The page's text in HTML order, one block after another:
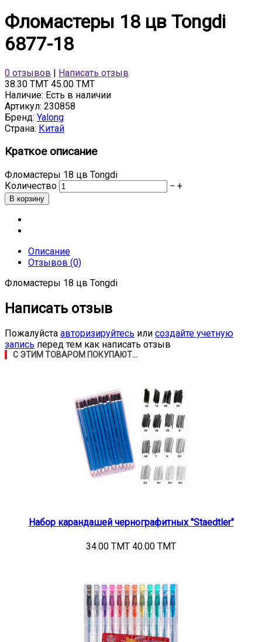
Фломастеры 18 цв Tongdi
6877-18
0 отзывов
Написать отзыв
38.30 TMT 45.00 TMT
Наличие: Есть в наличии
Артикул: 230858
Бренд: Yalong
Страна: Китай
Краткое описание
Фломастеры 18 цв Tongdi
Количество
− +
Описание
Отзывов (0)
Фломастеры 18 цв Tongdi
Написать отзыв
Пожалуйста авторизируйтесь или создайте учетную
запись перед тем как написать отзыв
С ЭТИМ ТОВАРОМ ПОКУПАЮТ...
Набор карандашей чернографитных "Staedtler"
34.00 TMT 40.00 TMT